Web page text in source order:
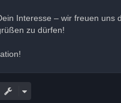
Interesse – wir freuen uns
zu dürfen!